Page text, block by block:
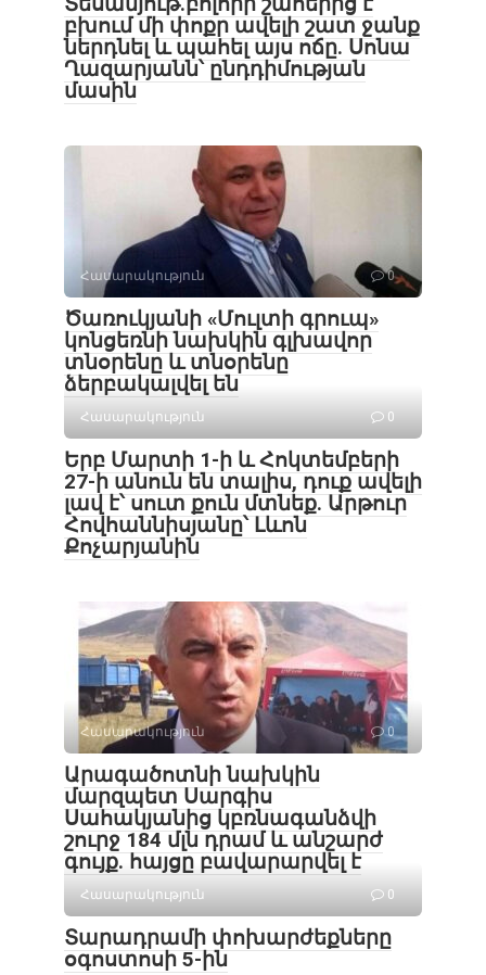
բխում մի փոքր ավելի շատ ջանք
ներդնել և պահել այս ոճը․ Սոնա
Ղազարյանն՝ ընդդիմության
մասին
Հասարակություն 0
Ծառուկյանի «Մուլտի գրուպ»
կոնցեռնի նախկին գլխավոր
տնօրենը և տնօրենը
ձերբակալվել են
Հասարակություն 0
Երբ Մարտի 1-ի և Հոկտեմբերի
27-ի անուն են տալիս, դուք ավելի
լավ է՝ սուտ քուն մտնեք. Արթուր
Հովհաննիսյանը՝ Լևոն
Քոչարյանին
Հասարակություն 0
Արագածոտնի նախկին
մարզպետ Սարգիս
Սահակյանից կբռնագանձվի
շուրջ 184 մլն դրամ և անշարժ
գույք. հայցը բավարարվել է
Հասարակություն 0
Տարադրամի փոխարժեքները
օգոստոսի 5-ին